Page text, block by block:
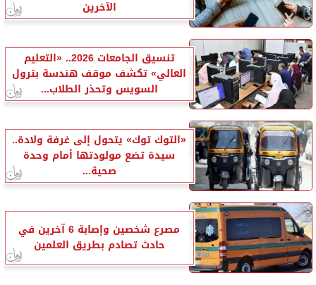
الآخرين
تنسيق الجامعات 2026.. «التعليم
العالي» تكشف موقف هندسة بترول
السويس وتحذر الطلاب...
«التوك توك» يتحول إلى غرفة ولادة..
سيدة تضع مولودتها أمام وحدة
صحية...
مصرع شخصين وإصابة 6 آخرين في
حادث تصادم بطريق العلمين